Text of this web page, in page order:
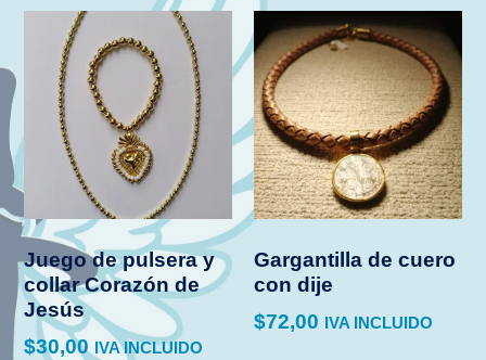
Juego de pulsera y
collar Corazón de
Jesús
$30,00 IVA INCLUIDO
Gargantilla de cuero
con dije
$72,00 IVA INCLUIDO